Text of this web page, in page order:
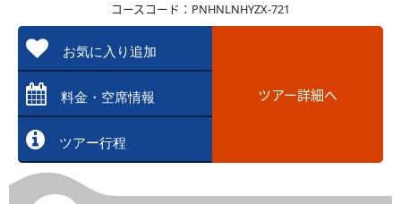
コースコード：PNHNLNHYZX-721
お気に入り追加
料金・空席情報
ツアー行程
ツアー詳細へ